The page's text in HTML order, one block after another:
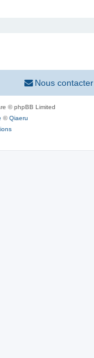
Nous contacter
© phpBB Limited
©Qiaeru